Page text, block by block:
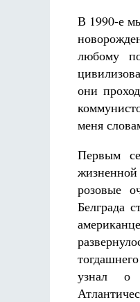
В 1990-е
любому
они
меня
Первым
розовые
Белграда
узнал о